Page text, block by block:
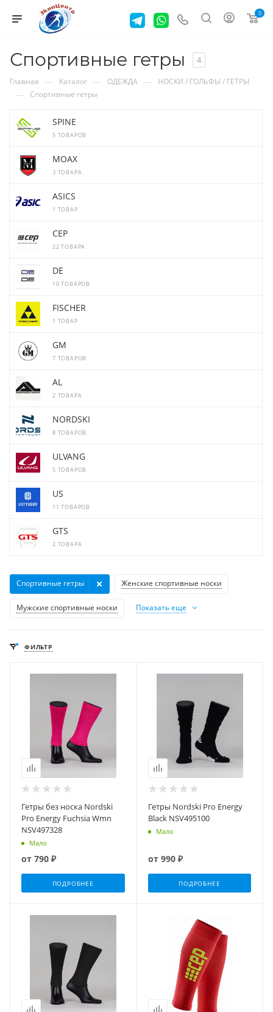
0
Спортивные гетры 4
Главная — Каталог — ОДЕЖДА — НОСКИ / ГОЛЬФЫ / ГЕТРЫ
— Спортивные гетры
SPINE
5 ТОВАРОВ
MOAX
3 ТОВАРА
ASICS
1 ТОВАР
CEP
22 ТОВАРА
DE
10 ТОВАРОВ
FISCHER
1 ТОВАР
GM
7 ТОВАРОВ
AL
2 ТОВАРА
NORDSKI
8 ТОВАРОВ
ULVANG
5 ТОВАРОВ
US
11 ТОВАРОВ
GTS
2 ТОВАРА
Женские спортивные носки
Мужские спортивные носки
Спортивные гетры
Показать еще
ФИЛЬТР
Гетры без носка Nordski
Pro Energy Fuchsia Wmn
NSV497328
Мало
от 790 ₽
ПОДРОБНЕЕ
Гетры Nordski Pro Energy
Black NSV495100
Мало
от 990 ₽
ПОДРОБНЕЕ